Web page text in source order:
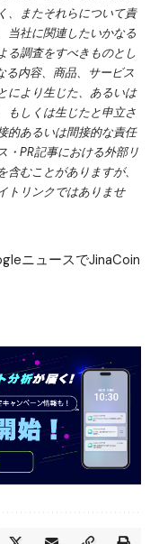
、またそれらについて責
当社に関連したいかなる
る調査をすべきものとし
る内容、商品、サービス
により生じた、あるいは
もしくは生じたと申立さ
的あるいは間接的な責任
・PR記事における外部リ
むことがありますが、
トリンクではありませ
ニュースでJinaCoin